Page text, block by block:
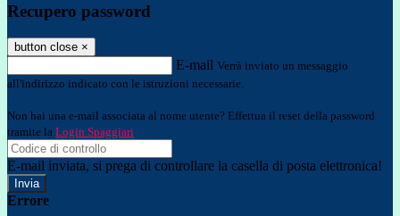
Recupero password
button close ×
E-mail Verrà inviato un messaggio
all'indirizzo indicato con le istruzioni necessarie.
Non hai una e-mail associata al nome utente? Effettua il reset della password
tramite la Login Spaggiari
E-mail inviata, si prega di controllare la casella di posta elettronica!
Errore